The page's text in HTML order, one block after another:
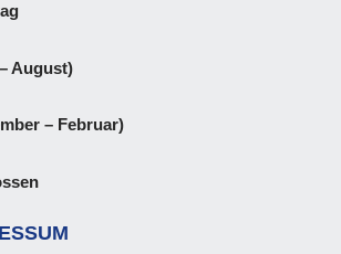
August)
– Februar)